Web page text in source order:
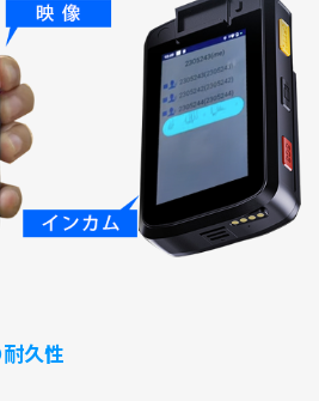
久性